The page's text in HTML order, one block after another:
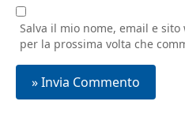
Salva il mio nome, email e
per la prossima volta che